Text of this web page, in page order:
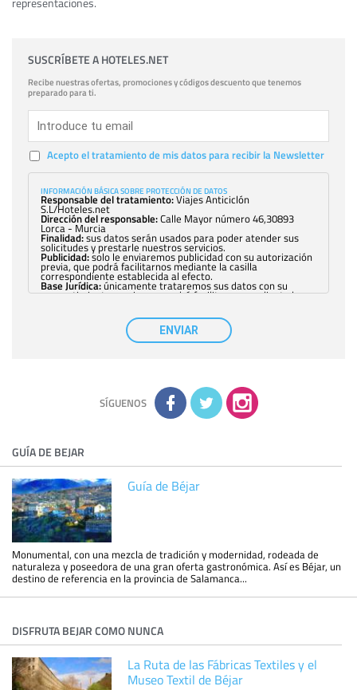
SUSCRÍBETE A HOTELES.NET
Recibe nuestras ofertas, promociones y códigos descuento que tenemos
preparado para ti.
Acepto el tratamiento de mis datos para recibir la Newsletter
INFORMACIÓN BÁSICA SOBRE PROTECCIÓN DE DATOS
Responsable del tratamiento:Viajes Anticiclón
S.L/Hoteles.net
Dirección del responsable:Calle Mayor número 46,30893
Lorca - Murcia
Finalidad:sus datos serán usados para poder atender sus
solicitudes y prestarle nuestros servicios.
Publicidad:solo le enviaremos publicidad con su autorización
previa, que podrá facilitarnos mediante la casilla
correspondiente establecida al efecto.
Base Jurídica:únicamente trataremos sus datos con su
consentimiento previo, que podrá facilitarnos mediante la
con carácter general, sólo el personal de
nuestra entidad que esté debidamente autorizado podrá
tener conocimiento de la información que le pedimos. No se
comunicarán datos a terceros.
adicional y detallada sobre cómo tratamos sus datos en la
política de privacidad
ENVIAR
SÍGUENOS
GUÍA DE BEJAR
Guía de Béjar
Monumental, con una mezcla de tradición y modernidad, rodeada de
naturaleza y poseedora de una gran oferta gastronómica. Así es Béjar, un
destino de referencia en la provincia de Salamanca...
DISFRUTA BEJAR COMO NUNCA
La Ruta de las Fábricas Textiles y el
Museo Textil de Béjar